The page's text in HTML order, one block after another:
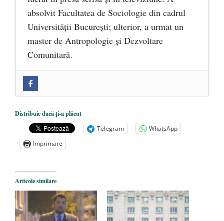
absolvit Facultatea de Sociologie din cadrul
Universității București; ulterior, a urmat un
master de Antropologie și Dezvoltare
Comunitară.
Mănăstirea „Sfânta Ana” Rohia. Părintele
Nicolae Steinhardt, comemorat la 102 ani
de la naștere - 29 iulie 2024
„Carnea cultivată” în laborator, tot mai
comercializare în UE
Părintele mărturisitor Constantin
Voicescu, pomenit, duminică, la
Mănăstirea Cernica
- 27 iulie 2024
Distribuie dacă ți-a plăcut
Telegram
WhatsApp
Imprimare
Articole similare